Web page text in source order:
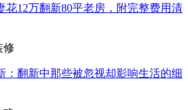
花12万翻新80平老房，附完整费用清
修
：翻新中那些被忽视却影响生活的细